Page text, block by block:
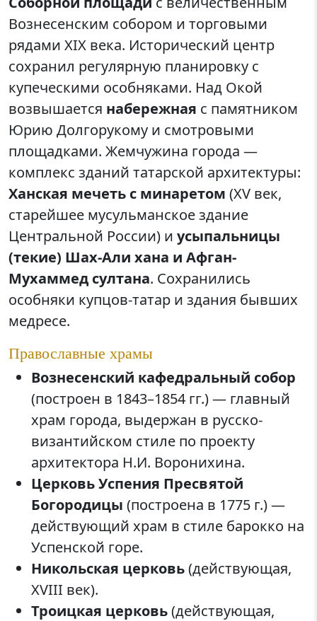
Вознесенским собором и торговыми
рядами XIX века. Исторический центр
сохранил регулярную планировку с
купеческими особняками. Над Окой
возвышается набережная с памятником
Юрию Долгорукому и смотровыми
площадками. Жемчужина города —
комплекс зданий татарской архитектуры:
Ханская мечеть с минаретом (XV век,
старейшее мусульманское здание
Центральной России) и усыпальницы
(текие) Шах-Али хана и Афган-
Мухаммед султана. Сохранились
особняки купцов-татар и здания бывших
медресе.
Православные храмы
Вознесенский кафедральный собор
(построен в 1843–1854 гг.) — главный
храм города, выдержан в русско-
византийском стиле по проекту
архитектора Н.И. Воронихина.
Церковь Успения Пресвятой
Богородицы (построена в 1775 г.) —
действующий храм в стиле барокко на
Успенской горе.
Никольская церковь(действующая,
XVIII век).
Троицкая церковь(действующая,